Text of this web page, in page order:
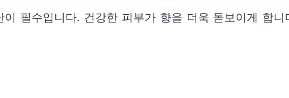
필수입니다. 건강한 피부가 향을 더욱 돋보이게 합니